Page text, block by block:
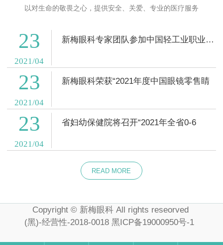
以对生命的敬畏之心，提供安全、关爱、专业的医疗服务
23
2021/04
新梅眼科专家团队参加中国轻工业职业能力评
23
2021/04
新梅眼科荣获“2021年度中国眼镜零售睛
23
2021/04
省妇幼保健院将召开“2021年全省0-6
READ MORE
Copyright © 新梅眼科 All rights reseorved
(黑)-经营性-2018-0018 黑ICP备19000950号-1